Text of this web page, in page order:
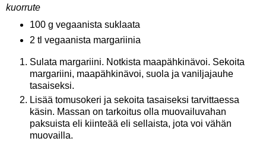
kuorrute
100 g vegaanista suklaata
2 tl vegaanista margariinia
Sulata margariini. Notkista maapähkinävoi. Sekoita
margariini, maapähkinävoi, suola ja vaniljajauhe
tasaiseksi.
Lisää tomusokeri ja sekoita tasaiseksi tarvittaessa
käsin. Massan on tarkoitus olla muovailuvahan
paksuista eli kiinteää eli sellaista, jota voi vähän
muovailla.